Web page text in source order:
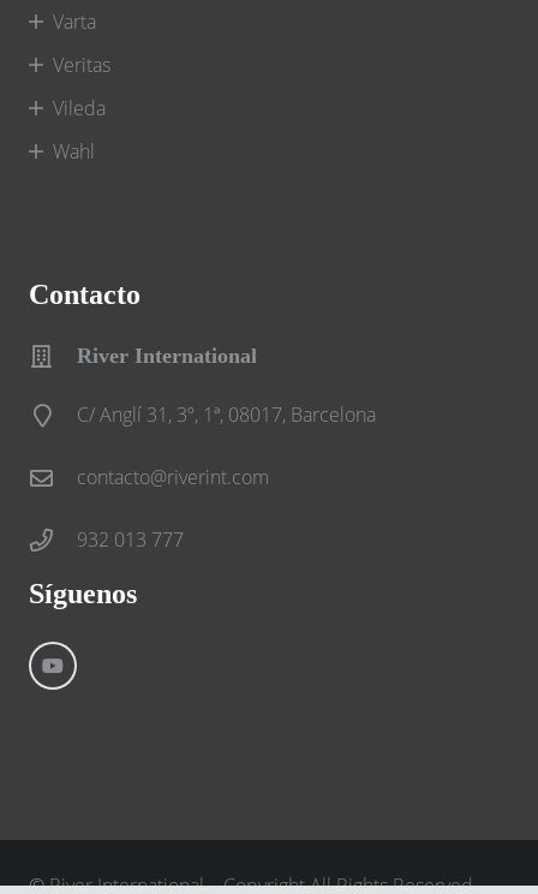
Varta
Veritas
Vileda
Wahl
Contacto
River International
C/ Anglí 31, 3º, 1ª, 08017, Barcelona
contacto@riverint.com
932 013 777
Síguenos
©River International – Copyright All Rights Reserved